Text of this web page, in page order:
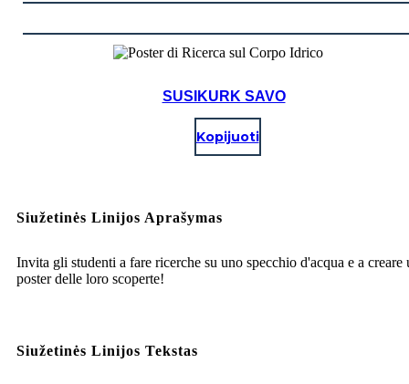
SUSIKURK SAVO
Kopijuoti
Siužetinės Linijos Aprašymas
Invita gli studenti a fare ricerche su uno specchio d'acqua e a creare
poster delle loro scoperte!
Siužetinės Linijos Tekstas